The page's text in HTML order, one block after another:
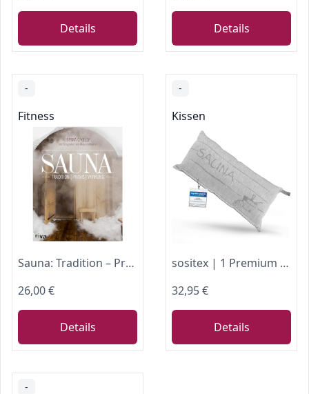
Details Details
-
Fitness
Sauna: Tradition – Praxis – Wirkung
26,00 €
Details
-
Kissen
sositex | 1 Premium Saunakissen Lieblingskissen Reisekissen | Design: SAUNIA | Maße: 45 x 22 cm, Leinen/Baumwolle Hängematte, Strand oder Picknick (Grey/White)
32,95 €
Details
-